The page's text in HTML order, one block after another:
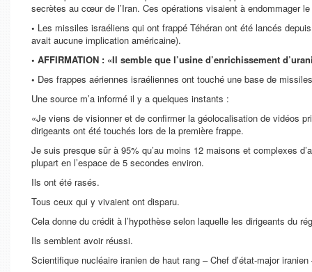
secrètes au cœur de l’Iran. Ces opérations visaient à endommager
• Les missiles israéliens qui ont frappé Téhéran ont été lancés
avait aucune implication américaine).
• AFFIRMATION : «Il semble que l’usine d’enrichissement
• Des frappes aériennes israéliennes ont touché une base de
Une source m’a informé il y a quelques instants :
«Je viens de visionner et de confirmer la géolocalisation de vidéos
dirigeants ont été touchés lors de la première frappe.
Je suis presque sûr à 95% qu’au moins 12 maisons et complexes
plupart en l’espace de 5 secondes environ.
Ils ont été rasés.
Tous ceux qui y vivaient ont disparu.
Cela donne du crédit à l’hypothèse selon laquelle les dirigeants du
Ils semblent avoir réussi.
Scientifique nucléaire iranien de haut rang –Chef d’état-major iranien